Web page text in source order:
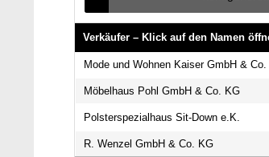
Verkäufer – Klick auf den Namen
Verkäufer – Klick auf den Namen
Mode und Wohnen Kaiser GmbH &
Möbelhaus Pohl GmbH & Co. KG
Polsterspezialhaus Sit-Down e.K.
R. Wenzel GmbH & Co. KG